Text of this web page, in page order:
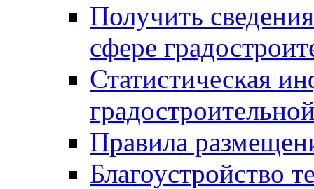
Получить
сфере
Статистическая
Правила
Благоустройство